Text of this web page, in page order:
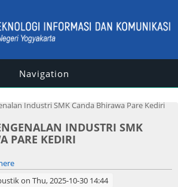
Navigation
Industri SMK Canda Bhirawa Pare Kediri
INDUSTRI SMK
PARE KEDIRI
on Thu, 2025-10-30 14:44